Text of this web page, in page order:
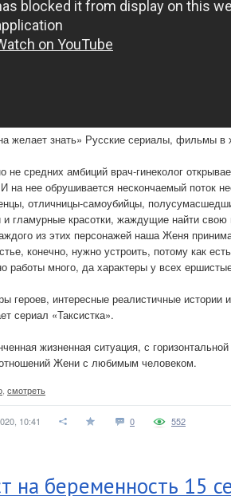
желает знать» Русские сериалы, фильмы в
не средних амбиций врач-гинеколог
на нее обрушивается нескончаемый поток
отличницы-самоубийцы,
гламурные красотки, жаждущие найти свою
из этих персонажей наша Женя
конечно, нужно устроить, потому как
работы много, да характеры у всех
героев, интересные реалистичные истории
сериал «Таксистка».
жизненная ситуация, с
Жени с любимым человеком.
смотреть
10:41 0 552
на беременность 15